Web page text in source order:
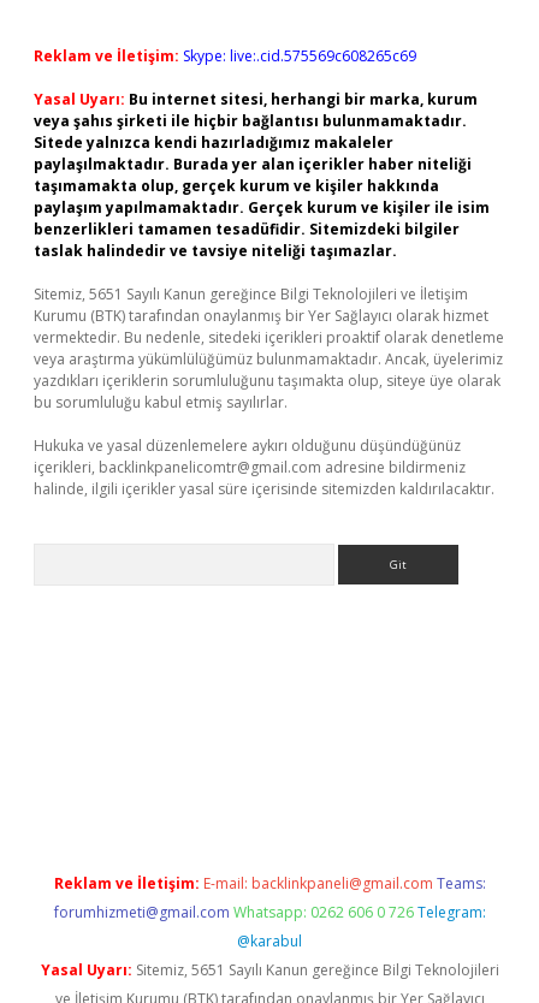
Reklam ve İletişim: Skype: live:.cid.575569c608265c69
Yasal Uyarı: Bu internet sitesi, herhangi bir marka, kurum
veya şahıs şirketi ile hiçbir bağlantısı bulunmamaktadır.
Sitede yalnızca kendi hazırladığımız makaleler
paylaşılmaktadır. Burada yer alan içerikler haber niteliği
taşımamakta olup, gerçek kurum ve kişiler hakkında
paylaşım yapılmamaktadır. Gerçek kurum ve kişiler ile isim
benzerlikleri tamamen tesadüfidir. Sitemizdeki bilgiler
taslak halindedir ve tavsiye niteliği taşımazlar.
Sitemiz, 5651 Sayılı Kanun gereğince Bilgi Teknolojileri ve İletişim
Kurumu (BTK) tarafından onaylanmış bir Yer Sağlayıcı olarak hizmet
vermektedir. Bu nedenle, sitedeki içerikleri proaktif olarak denetleme
veya araştırma yükümlülüğümüz bulunmamaktadır. Ancak, üyelerimiz
yazdıkları içeriklerin sorumluluğunu taşımakta olup, siteye üye olarak
bu sorumluluğu kabul etmiş sayılırlar.
Hukuka ve yasal düzenlemelere aykırı olduğunu düşündüğünüz
içerikleri, backlinkpanelicomtr@gmail.com adresine bildirmeniz
halinde, ilgili içerikler yasal süre içerisinde sitemizden kaldırılacaktır.
Reklam ve İletişim: E-mail: backlinkpaneli@gmail.com Teams:
forumhizmeti@gmail.com Whatsapp: 0262 606 0 726 Telegram:
@karabul
Yasal Uyarı: Sitemiz, 5651 Sayılı Kanun gereğince Bilgi Teknolojileri
ve İletişim Kurumu (BTK) tarafından onaylanmış bir Yer Sağlayıcı